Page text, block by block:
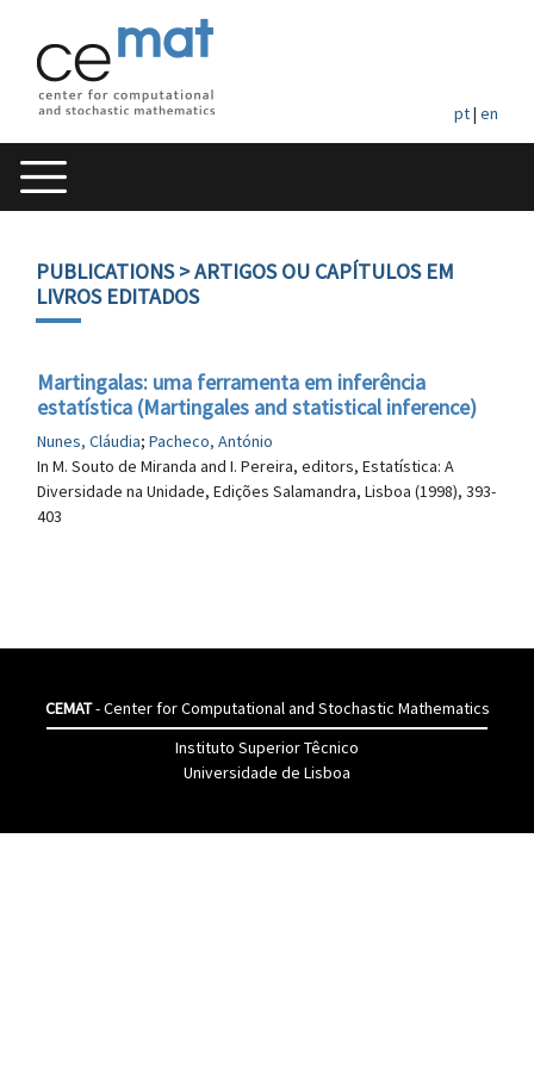
pt| en
PUBLICATIONS> ARTIGOS OU CAPÍTULOS EM
LIVROS EDITADOS
Martingalas: uma ferramenta em inferência
estatística (Martingales and statistical inference)
Nunes, Cláudia; Pacheco, António
In M. Souto de Miranda and I. Pereira, editors, Estatística: A
Diversidade na Unidade, Edições Salamandra, Lisboa (1998), 393-
403
CEMAT- Center for Computational and Stochastic Mathematics
Instituto Superior Têcnico
Universidade de Lisboa